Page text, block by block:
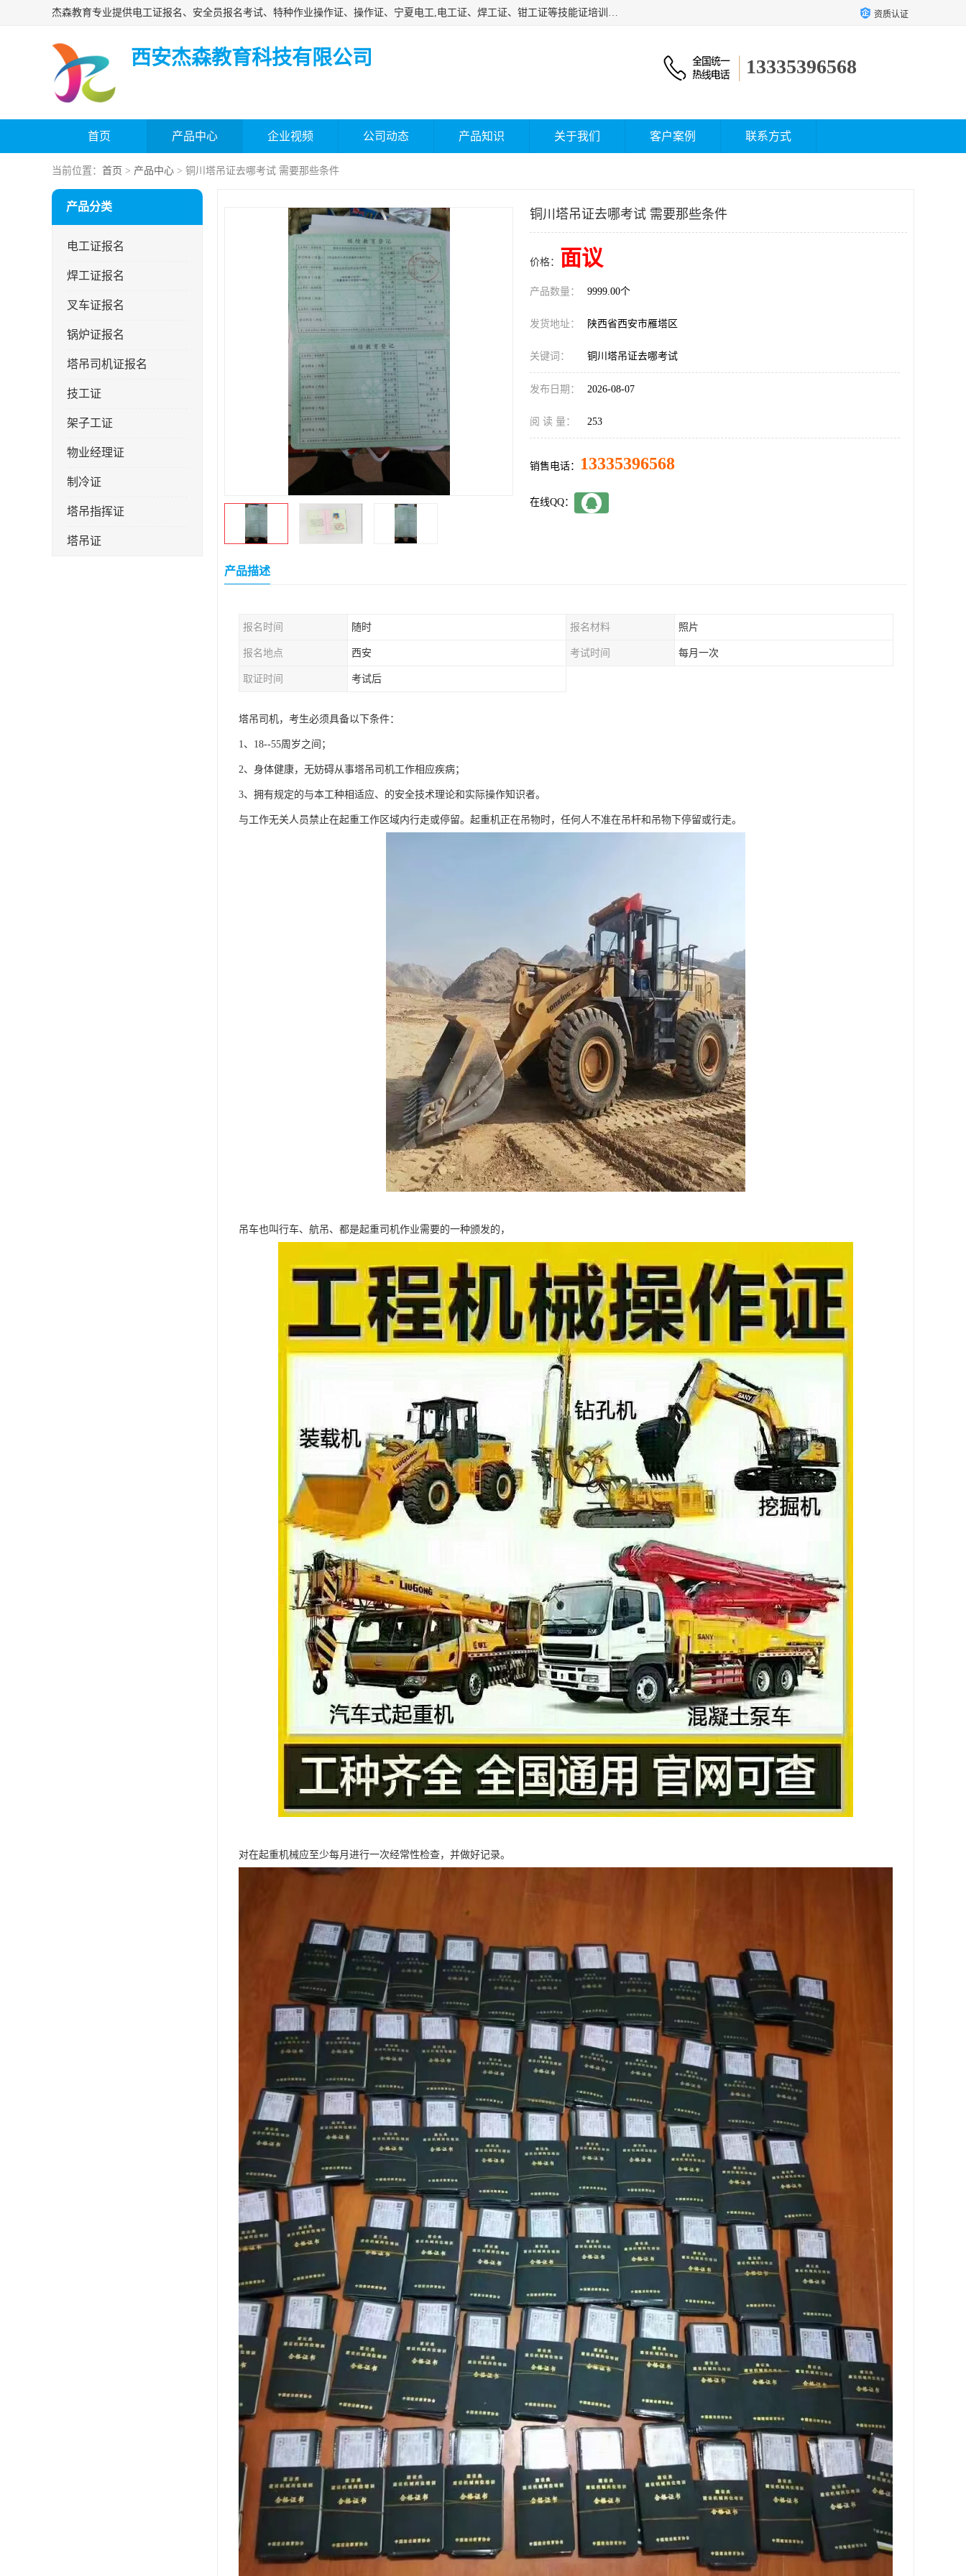
杰森教育专业提供电工证报名、安全员报名考试、特种作业操作证、操作证、宁夏电工,电工证、焊工证、钳工证等技能证培训课程。 资质认证
西安杰森教育科技有限公司 13335396568
首页 产品中心 企业视频 公司动态 产品知识 关于我们 客户案例 联系方式
当前位置： 首页 > 产品中心 > 铜川塔吊证去哪考试 需要那些条件
产品分类
电工证报名
焊工证报名
叉车证报名
锅炉证报名
塔吊司机证报名
技工证
架子工证
物业经理证
制冷证
塔吊指挥证
塔吊证
铜川塔吊证去哪考试 需要那些条件
价格： 面议
产品数量： 9999.00个
发货地址： 陕西省西安市雁塔区
关键词： 铜川塔吊证去哪考试
发布日期： 2026-08-07
阅 读 量： 253
销售电话： 13335396568
在线QQ：
产品描述
报名时间 随时 报名材料 照片
报名地点 西安 考试时间 每月一次
取证时间 考试后
塔吊司机，考生必须具备以下条件：
1、18--55周岁之间；
2、身体健康，无妨碍从事塔吊司机工作相应疾病；
3、拥有规定的与本工种相适应、的安全技术理论和实际操作知识者。
与工作无关人员禁止在起重工作区域内行走或停留。起重机正在吊物时，任何人不准在吊杆和吊物下停留或行走。
吊车也叫行车、航吊、都是起重司机作业需要的一种颁发的，
对在起重机械应至少每月进行一次经常性检查，并做好记录。